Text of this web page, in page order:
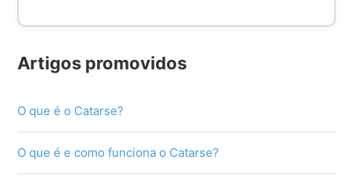
Artigos promovidos
O que é o Catarse?
O que é e como funciona o Catarse?